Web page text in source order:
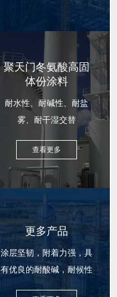
聚天门冬氨酸高固
体份涂料
耐水性、耐碱性、耐盐
雾、耐干湿交替
查看更多
更多产品
涂层坚韧，附着力强，具
有优良的耐酸碱，耐候性